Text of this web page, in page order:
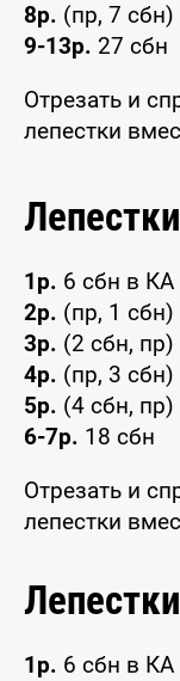
8р. (пр, 7
9-13р. 27 сбн
Отрезать и
лепестки
1р. 6 сбн в КА
2р. (пр, 1 сбн)
3р. (2 сбн,
4р. (пр, 3
5р. (4 сбн,
6-7р. 18 сбн
Отрезать и
лепестки
1р. 6 сбн в КА